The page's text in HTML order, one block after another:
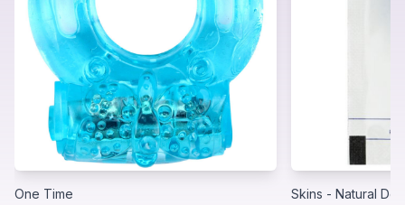
One Time Skins - Natural